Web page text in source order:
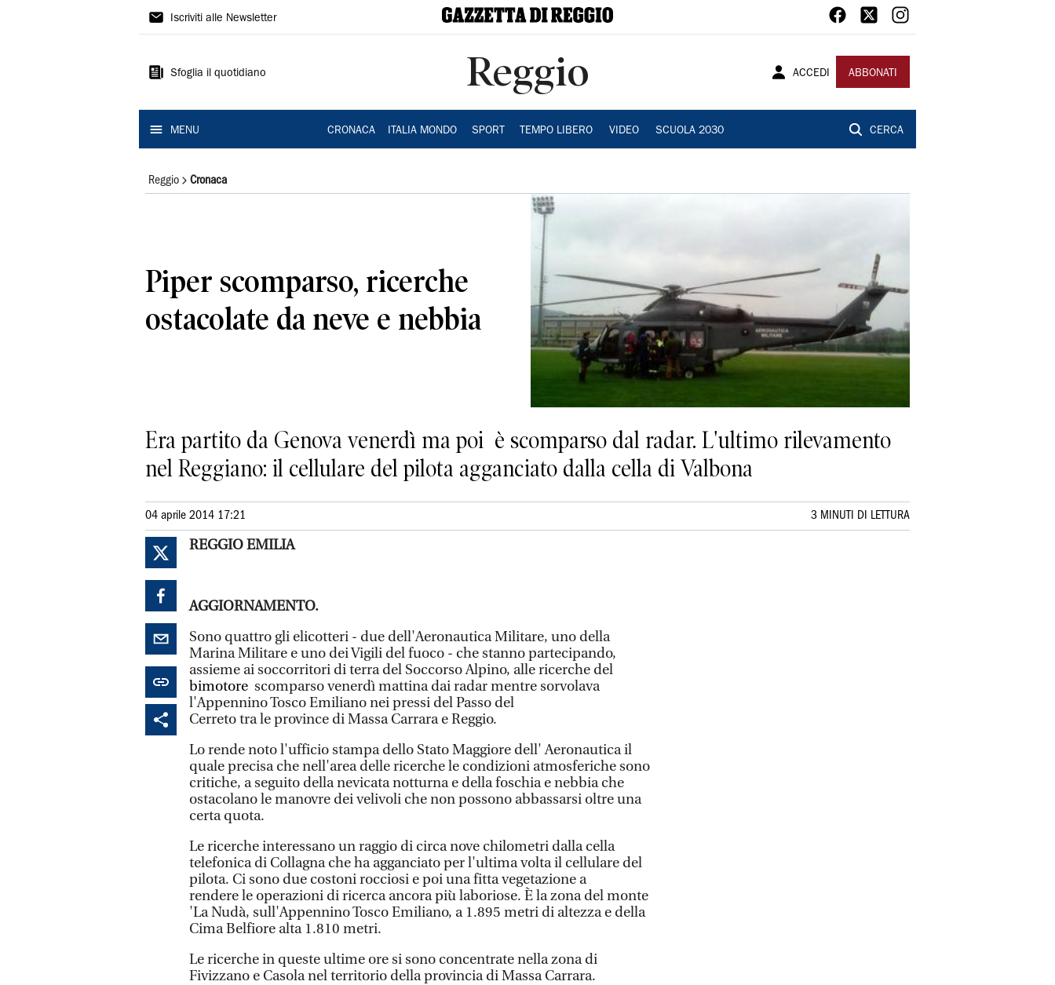
Gazzetta
Reggio
Iscriviti alle Newsletter
Sfoglia il quotidiano Reggio ACCEDI ABBONATI
MENU CRONACA ITALIA MONDO SPORT TEMPO LIBERO VIDEO SCUOLA 2030 CERCA
Reggio Cronaca
Piper scomparso, ricerche
ostacolate da neve e nebbia
Era partito da Genova venerdì ma poi è scomparso dal radar. L'ultimo rilevamento
nel Reggiano: il cellulare del pilota agganciato dalla cella di Valbona
04 aprile 2014 17:21 3 MINUTI DI LETTURA
REGGIO EMILIA
AGGIORNAMENTO.
Sono quattro gli elicotteri - due dell'Aeronautica Militare, uno della
Marina Militare e uno dei Vigili del fuoco - che stanno partecipando,
assieme ai soccorritori di terra del Soccorso Alpino, alle ricerche del
bimotore scomparso venerdì mattina dai radar mentre sorvolava
l'Appennino Tosco Emiliano nei pressi del Passo del
Cerreto tra le province di Massa Carrara e Reggio.
Lo rende noto l'ufficio stampa dello Stato Maggiore dell' Aeronautica il
quale precisa che nell'area delle ricerche le condizioni atmosferiche sono
critiche, a seguito della nevicata notturna e della foschia e nebbia che
ostacolano le manovre dei velivoli che non possono abbassarsi oltre una
certa quota.
Le ricerche interessano un raggio di circa nove chilometri dalla cella
telefonica di Collagna che ha agganciato per l'ultima volta il cellulare del
pilota. Ci sono due costoni rocciosi e poi una fitta vegetazione a
rendere le operazioni di ricerca ancora più laboriose. È la zona del monte
'La Nudà, sull'Appennino Tosco Emiliano, a 1.895 metri di altezza e della
Cima Belfiore alta 1.810 metri.
Le ricerche in queste ultime ore si sono concentrate nella zona di
Fivizzano e Casola nel territorio della provincia di Massa Carrara.